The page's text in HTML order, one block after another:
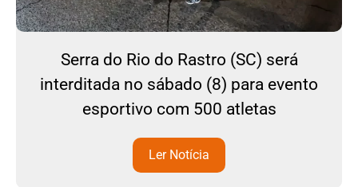
Serra do Rio do Rastro (SC) será
interditada no sábado (8) para evento
esportivo com 500 atletas
Ler Notícia